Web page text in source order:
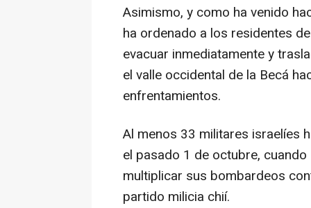
Asimismo, y como ha venido
ha ordenado a los residentes
evacuar inmediatamente y
el valle occidental de la Becá
enfrentamientos.
Al menos 33 militares israelíes
el pasado 1 de octubre,
multiplicar sus bombardeos
partido milicia chií.